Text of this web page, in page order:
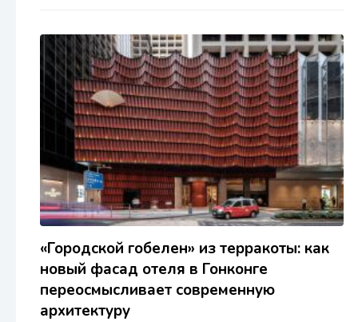
«Городской гобелен» из терракоты: как
новый фасад отеля в Гонконге
переосмысливает современную
архитектуру